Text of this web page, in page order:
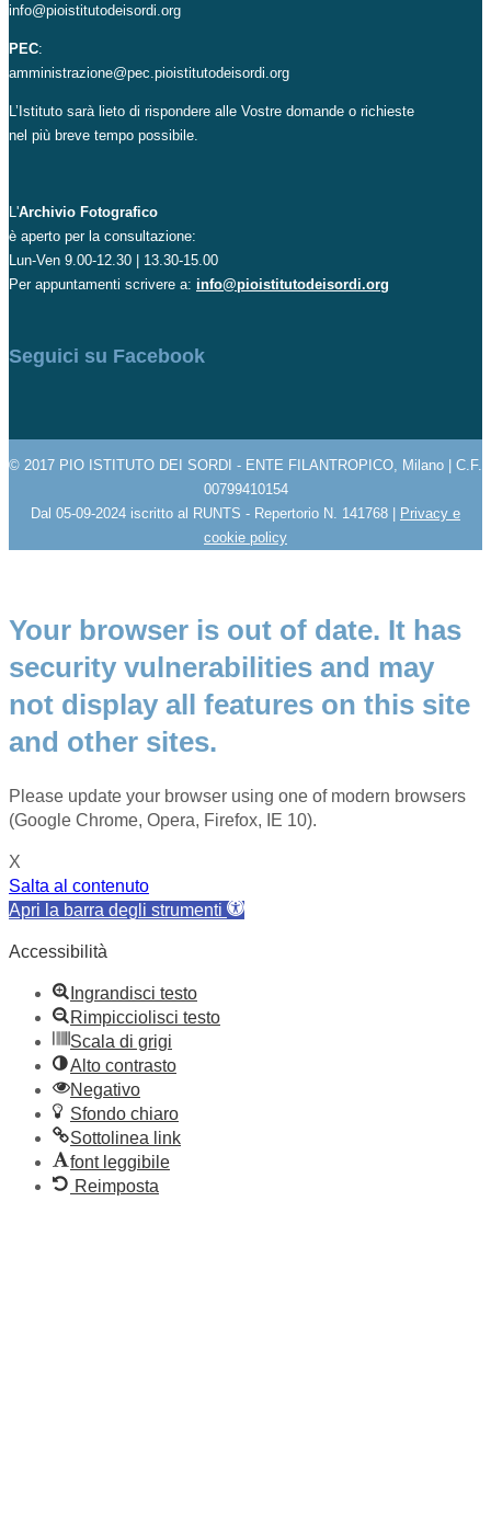
info@pioistitutodeisordi.org
PEC:
amministrazione@pec.pioistitutodeisordi.org
L’Istituto sarà lieto di rispondere alle Vostre domande o richieste
nel più breve tempo possibile.
L'Archivio Fotografico
è aperto per la consultazione:
Lun-Ven 9.00-12.30 | 13.30-15.00
Per appuntamenti scrivere a: info@pioistitutodeisordi.org
Seguici su Facebook
© 2017 PIO ISTITUTO DEI SORDI - ENTE FILANTROPICO, Milano | C.F.
00799410154
Dal 05-09-2024 iscritto al RUNTS - Repertorio N. 141768 | Privacy e
cookie policy
Your browser is out of date. It has
security vulnerabilities and may
not display all features on this site
and other sites.
Please update your browser using one of modern browsers
(Google Chrome, Opera, Firefox, IE 10).
X
Salta al contenuto
Apri la barra degli strumenti
Accessibilità
Ingrandisci testo
Rimpicciolisci testo
Scala di grigi
Alto contrasto
Negativo
Sfondo chiaro
Sottolinea link
font leggibile
Reimposta